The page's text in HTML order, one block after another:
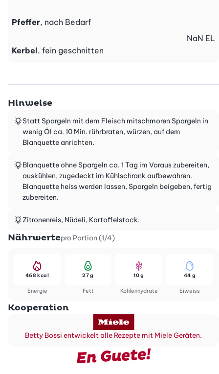
Pfeffer, nach Bedarf
Kerbel, fein geschnitten
NaN EL
Hinweise
Statt Spargeln mit dem Fleisch mitschmoren Spargeln in
wenig Öl ca. 10 Min. rührbraten, würzen, auf dem
Blanquette anrichten.
Blanquette ohne Spargeln ca. 1 Tag im Voraus zubereiten,
auskühlen, zugedeckt im Kühlschrank aufbewahren.
Blanquette heiss werden lassen, Spargeln beigeben, fertig
zubereiten.
Zitronenreis, Nüdeli, Kartoffelstock.
Nährwertepro Portion (1/4)
Energie
468 kcal
Fett
27 g
Kohlenhydrate
10 g
Eiweiss
44 g
Kooperation
Betty Bossi entwickelt alle Rezepte mit Miele Geräten.
En Guete!